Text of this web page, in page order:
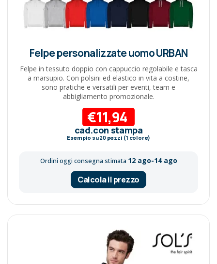
Felpe personalizzate uomo URBAN
Felpe in tessuto doppio con cappuccio regolabile e tasca
a marsupio. Con polsini ed elastico in vita a costine,
sono pratiche e versatili per eventi, team e
abbigliamento promozionale.
€11,94
cad.con stampa
Esempio su20pezzi (1 colore)
Ordini oggi consegna stimata 12 ago-14 ago
Calcola il prezzo